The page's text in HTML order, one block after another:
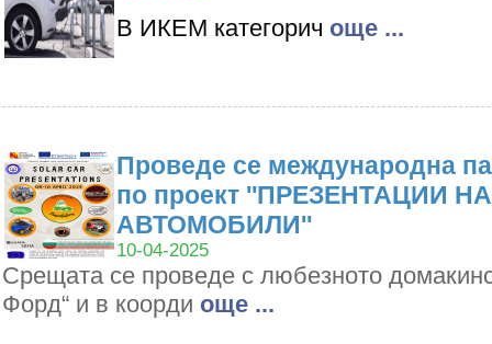
В ИКЕМ категорич oще ...
Проведе се международна
по проект ''ПРЕЗЕНТАЦИИ
АВТОМОБИЛИ''
10-04-2025
Срещата се проведе с любезното
Форд“ и в коорди oще ...